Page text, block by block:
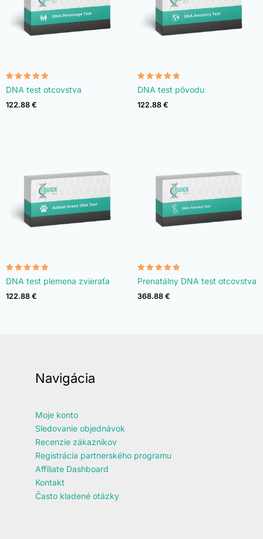
Hodnotenie
4.74
z 5
DNA test otcovstva
122.88 €
Hodnotenie
4.74
z 5
DNA test pôvodu
122.88 €
Hodnotenie
4.90
z 5
DNA test plemena zvieraťa
122.88 €
Hodnotenie
4.92
z 5
Prenatálny DNA test otcovstva
368.88 €
Navigácia
Moje konto
Sledovanie objednávok
Recenzie zákazníkov
Registrácia partnerského programu
Affiliate Dashboard
Kontakt
Často kladené otázky